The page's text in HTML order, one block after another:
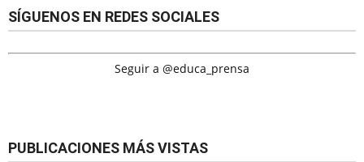
SÍGUENOS EN REDES SOCIALES
Seguir a @educa_prensa
PUBLICACIONES MÁS VISTAS